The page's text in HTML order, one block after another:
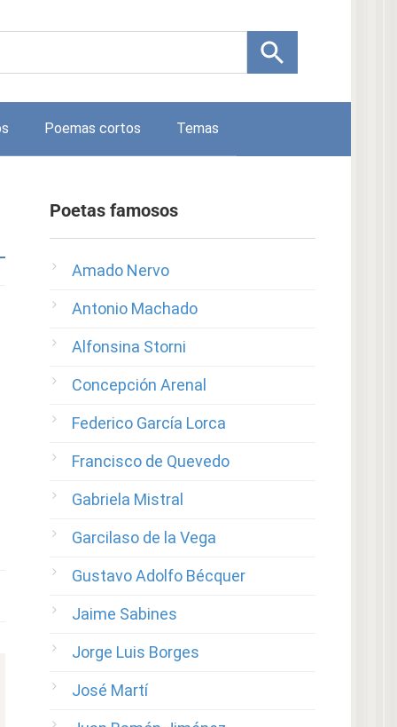
Poemas cortos Temas
Poetas famosos
Amado Nervo
Antonio Machado
Alfonsina Storni
Concepción Arenal
Federico García Lorca
Francisco de Quevedo
Gabriela Mistral
Garcilaso de la Vega
Gustavo Adolfo Bécquer
Jaime Sabines
Jorge Luis Borges
José Martí